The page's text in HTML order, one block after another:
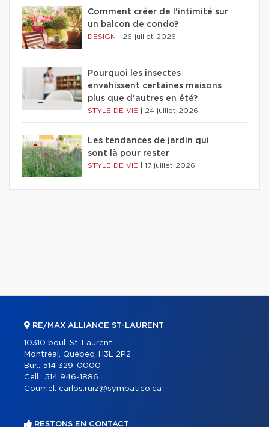
Comment créer de l'intimité sur
un balcon de condo?
DESIGN 26 juillet 2026
Pourquoi les insectes
envahissent certaines maisons
plus que d'autres en été?
STYLE DE VIE 24 juillet 2026
Les tendances de jardin qui
sont là pour rester
STYLE DE VIE 17 juillet 2026
RE/MAX ALLIANCE ST-LAURENT
10310 boul. St-Laurent
Montréal, Québec, H3L 2P2
Bur.: 514 329-0000
Cell.: 514 946-1886
Courriel: carlos.ruiz@sympatico.ca
RESTONS EN CONTACT